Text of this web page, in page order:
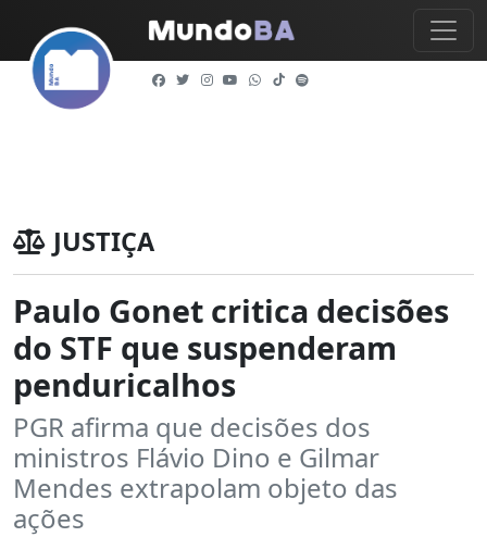
JUSTIÇA
Paulo Gonet critica decisões
do STF que suspenderam
penduricalhos
PGR afirma que decisões dos
ministros Flávio Dino e Gilmar
Mendes extrapolam objeto das
ações